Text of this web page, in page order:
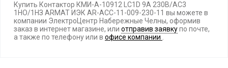
Купить Контактор КМИ-А-10912 LC1D 9А 230В/АС3
1НО/1НЗ ARMAT ИЭК AR-ACC-11-009-230-11 вы можете в
компании ЭлектроЦентр Набережные Челны, оформив
заказ в интернет магазине, или отправив заявкупо почте,
а также по телефонуили в офисе компании